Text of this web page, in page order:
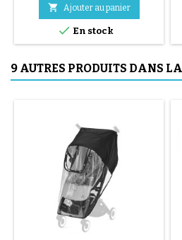
Eezy S Twist, Eezy S Twist 2,
Eezy S Twist+ 2, Libelle et
Beezy.
 Ajouter au panier
 En stock
9 AUTRES PRODUITS DANS